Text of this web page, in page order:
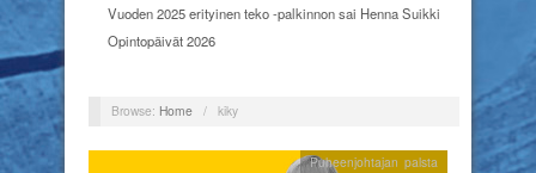
Vuoden 2025 erityinen teko -palkinnon sai Henna Suikki
Opintopäivät 2026
Browse: Home / kiky
Puheenjohtajan palsta